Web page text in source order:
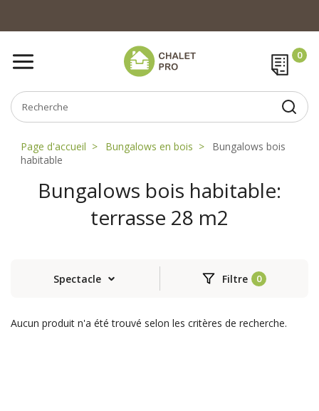
Page d'accueil Bungalows en bois
Bungalows bois
habitable
Bungalows bois habitable:
terrasse 28 m2
Spectacle Filtre
Aucun produit n'a été trouvé selon les critères de recherche.